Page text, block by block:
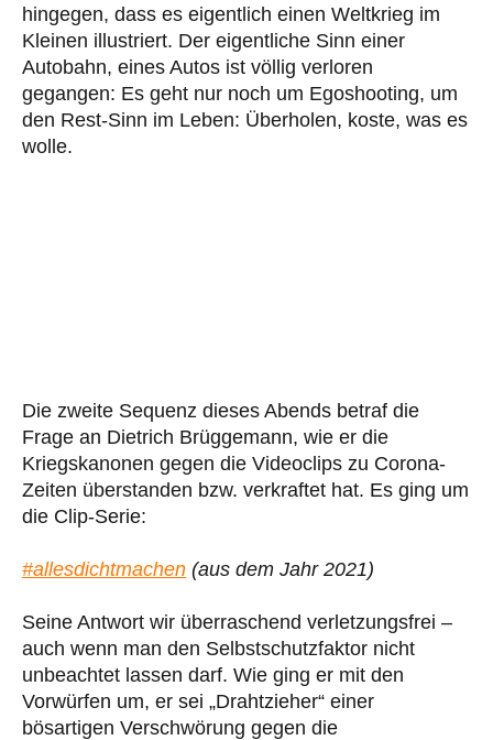
hingegen, dass es eigentlich einen Weltkrieg im
Kleinen illustriert. Der eigentliche Sinn einer
Autobahn, eines Autos ist völlig verloren
gegangen: Es geht nur noch um Egoshooting, um
den Rest-Sinn im Leben: Überholen, koste, was es
wolle.
Die zweite Sequenz dieses Abends betraf die
Frage an Dietrich Brüggemann, wie er die
Kriegskanonen gegen die Videoclips zu Corona-
Zeiten überstanden bzw. verkraftet hat. Es ging um
die Clip-Serie:
#allesdichtmachen (aus dem Jahr 2021)
Seine Antwort wir überraschend verletzungsfrei –
auch wenn man den Selbstschutzfaktor nicht
unbeachtet lassen darf. Wie ging er mit den
Vorwürfen um, er sei „Drahtzieher“ einer
bösartigen Verschwörung gegen die